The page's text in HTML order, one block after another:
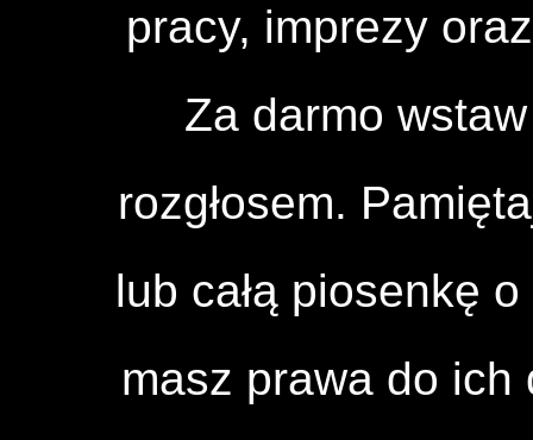
pracy, imprezy
Za darmo
rozgłosem.
lub całą piosenkę
masz prawa do